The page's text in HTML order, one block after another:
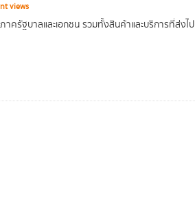
views
ครัฐบาลและเอกชน รวมทั้งสินค้าและบริการที่ส่งไป